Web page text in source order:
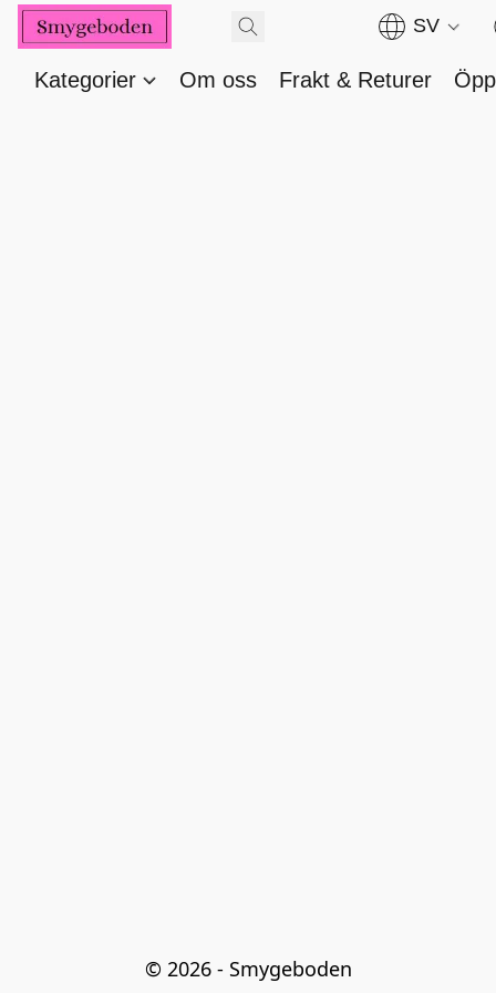
SV
Kategorier Om oss Frakt & Returer
© 2026 - Smygeboden